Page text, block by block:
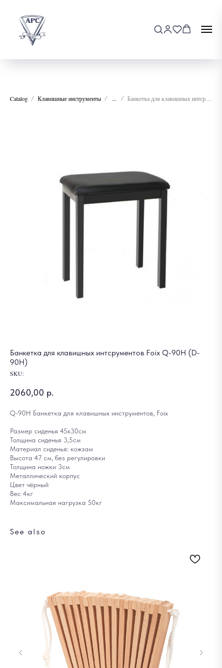
Catalog Клавишные инструменты ...
Банкетка для клавишных интсрументов Foix Q-90H (D-
90H)
SKU:
2060,00 р.
Q-90H Банкетка для клавишных инструментов, Foix
Размер сиденья 45х30см
Толщина сиденья 3,5см
Материал сиденья: кожзам
Высота 47 см, без регулировки
Толщина ножки 3см
Металлический корпус
Цвет чёрный
Вес 4кг
Максимальная нагрузка 50кг
See also